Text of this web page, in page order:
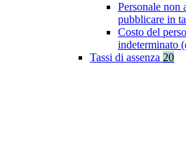
Personale non
pubblicare in
Costo del
indeterminato
Tassi di assenza 20